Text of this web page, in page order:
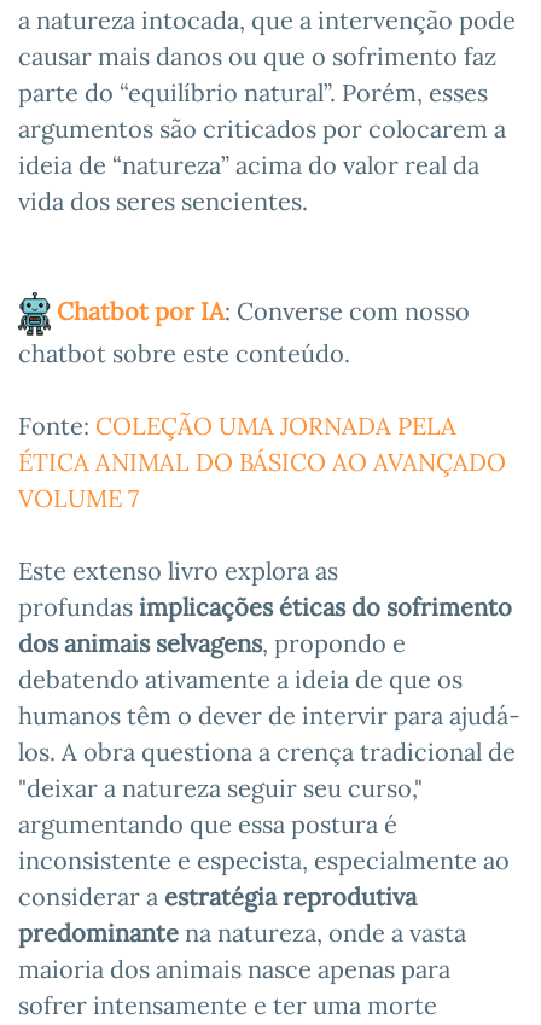
a natureza intocada, que a intervenção pode
causar mais danos ou que o sofrimento faz
parte do “equilíbrio natural”. Porém, esses
argumentos são criticados por colocarem a
ideia de “natureza” acima do valor real da
vida dos seres sencientes.
Chatbot por IA: Converse com nosso
chatbot sobre este conteúdo.
Fonte: COLEÇÃO UMA JORNADA PELA
ÉTICA ANIMAL DO BÁSICO AO AVANÇADO
VOLUME 7
Este extenso livro explora as
profundas implicações éticas do sofrimento
dos animais selvagens, propondo e
debatendo ativamente a ideia de que os
humanos têm o dever de intervir para ajudá-
los. A obra questiona a crença tradicional de
"deixar a natureza seguir seu curso,"
argumentando que essa postura é
inconsistente e especista, especialmente ao
considerar a estratégia reprodutiva
predominante na natureza, onde a vasta
maioria dos animais nasce apenas para
sofrer intensamente e ter uma morte